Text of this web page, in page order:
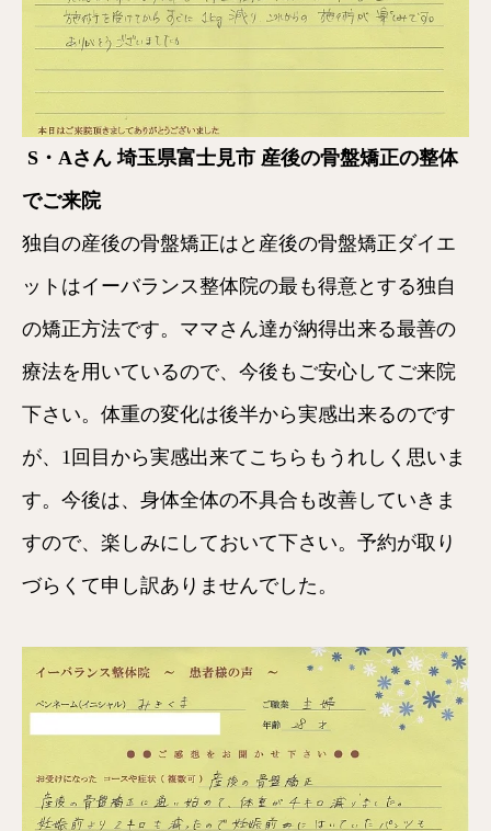
S・Aさん 埼玉県富士見市 産後の骨盤矯正の整体
でご来院
独自の産後の骨盤矯正はと産後の骨盤矯正ダイエ
ットはイーバランス整体院の最も得意とする独自
の矯正方法です。ママさん達が納得出来る最善の
療法を用いているので、今後もご安心してご来院
下さい。体重の変化は後半から実感出来るのです
が、1回目から実感出来てこちらもうれしく思いま
す。今後は、身体全体の不具合も改善していきま
すので、楽しみにしておいて下さい。予約が取り
づらくて申し訳ありませんでした。